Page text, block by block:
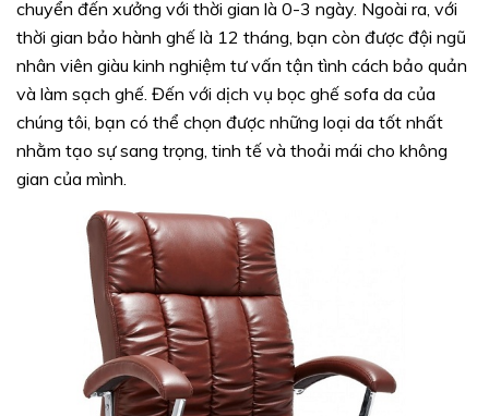
chuyển đến xưởng với thời gian là 0-3 ngày. Ngoài ra, với
thời gian bảo hành ghế là 12 tháng, bạn còn được đội ngũ
nhân viên giàu kinh nghiệm tư vấn tận tình cách bảo quản
và làm sạch ghế. Đến với dịch vụ bọc ghế sofa da của
chúng tôi, bạn có thể chọn được những loại da tốt nhất
nhằm tạo sự sang trọng, tinh tế và thoải mái cho không
gian của mình.